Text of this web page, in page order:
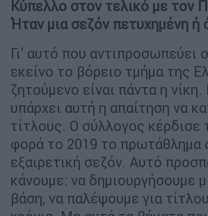
Κύπελλο στον τελικό με τον
Ήταν μια σεζόν πετυχημένη ή
Γι' αυτό που αντιπροσωπεύει
εκείνο το βόρειο τμήμα της
ζητούμενο είναι πάντα η
υπάρχει αυτή η απαίτηση να
τίτλους. Ο σύλλογος κέρδισε
φορά το 2019 το πρωτάθλημα
εξαιρετική σεζόν. Αυτό
κάνουμε: να δημιουργήσουμε
βάση, να παλέψουμε για